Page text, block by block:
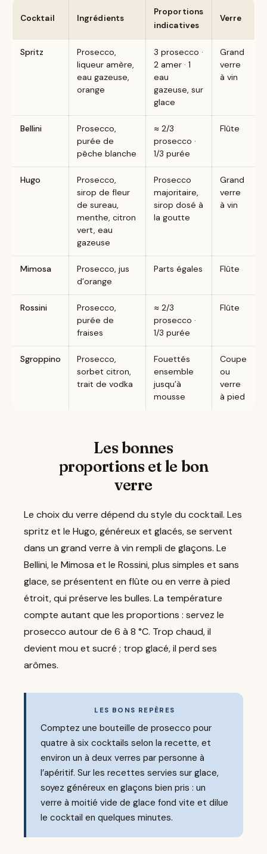
Cocktail Ingrédients
Proportions
indicatives
Verre
Spritz
Prosecco,
liqueur amère,
eau gazeuse,
orange
3 prosecco ·
2 amer · 1
eau
gazeuse, sur
glace
Grand
verre
à vin
Bellini
Prosecco,
purée de
pêche blanche
≈ 2/3
prosecco ·
1/3 purée
Flûte
Hugo
Prosecco,
sirop de fleur
de sureau,
menthe, citron
vert, eau
gazeuse
Prosecco
majoritaire,
sirop dosé à
la goutte
Grand
verre
à vin
Mimosa
Prosecco, jus
d’orange
Parts égales Flûte
Rossini
Prosecco,
purée de
fraises
≈ 2/3
prosecco ·
1/3 purée
Flûte
Sgroppino
Prosecco,
sorbet citron,
trait de vodka
Fouettés
ensemble
jusqu’à
mousse
Coupe
ou
verre
à pied
Les bonnes
proportions et le bon
verre
Le choix du verre dépend du style du cocktail. Les
spritz et le Hugo, généreux et glacés, se servent
dans un grand verre à vin rempli de glaçons. Le
Bellini, le Mimosa et le Rossini, plus simples et sans
glace, se présentent en flûte ou en verre à pied
étroit, qui préserve les bulles. La température
compte autant que les proportions : servez le
prosecco autour de 6 à 8 °C. Trop chaud, il
devient mou et sucré ; trop glacé, il perd ses
arômes.
LES BONS REPÈRES
Comptez une bouteille de prosecco pour
quatre à six cocktails selon la recette, et
environ un à deux verres par personne à
l’apéritif. Sur les recettes servies sur glace,
soyez généreux en glaçons bien pris : un
verre à moitié vide de glace fond vite et dilue
le cocktail en quelques minutes.